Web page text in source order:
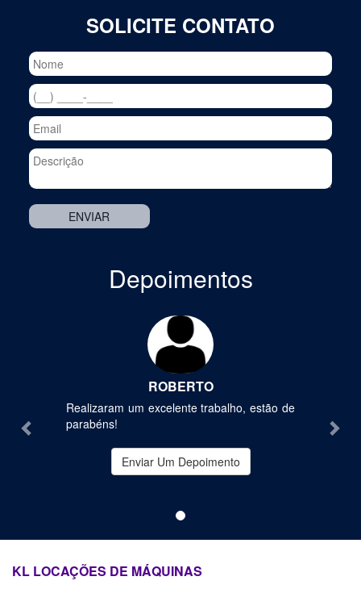
SOLICITE CONTATO
Depoimentos
ROBERTO
Realizaram um excelente trabalho, estão de